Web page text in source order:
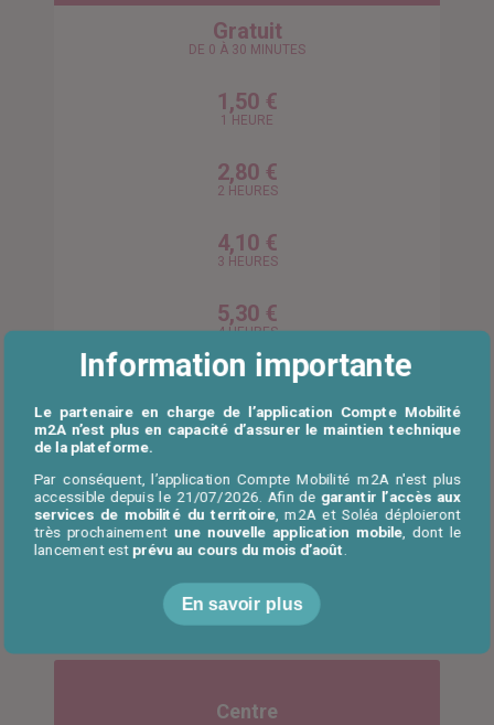
Gratuit
DE 0 À 30 MINUTES
1,50 €
1 HEURE
2,80 €
2 HEURES
4,10 €
3 HEURES
5,30 €
4 HEURES
6,50 €
6 HEURES
7 HEURES
8,20 €
24 HEURES
Tarifs des parkings (INDIGO)
Centre
En savoir plus
Le partenaire en charge de l’application Compte Mobilité
m2A n’est plus en capacité d’assurer le maintien technique
de la plateforme.
Par conséquent, l’application Compte Mobilité m2A n'est plus
accessible depuis le 21/07/2026. Afin de garantir l’accès aux
services de mobilité du territoire, m2A et Soléa déploieront
très prochainement une nouvelle application mobile , dont le
lancement estprévu au cours du mois d’août
Information importante